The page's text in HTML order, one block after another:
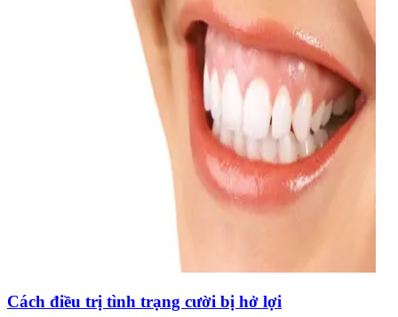
Cách điều trị tình trạng cười bị hở lợi